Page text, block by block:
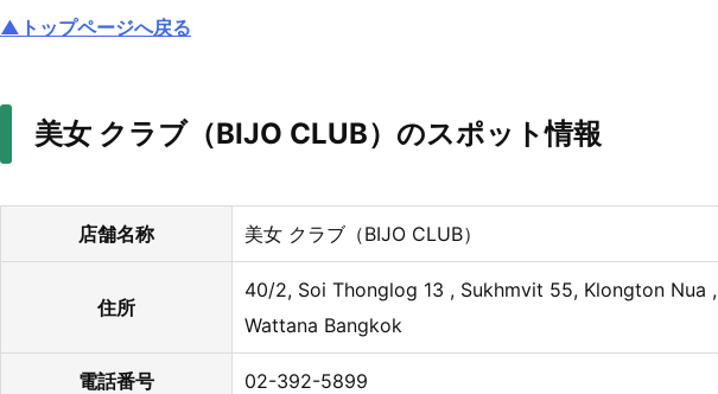
▲トップページへ戻る
美女 クラブ（BIJO CLUB）のスポット情報
店舗名称 美女 クラブ（BIJO CLUB）
住所
40/2, Soi Thonglog 13 , Sukhmvit 55, Klongton Nua ,
Wattana Bangkok
電話番号 02-392-5899